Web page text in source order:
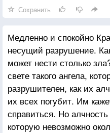
Сохранить
Медленно и спокойно
несущий разрушение.
может нести столько
свете такого ангела,
разрушителен, как их
их всех погубит. Им
справиться. Но
которую невозможно